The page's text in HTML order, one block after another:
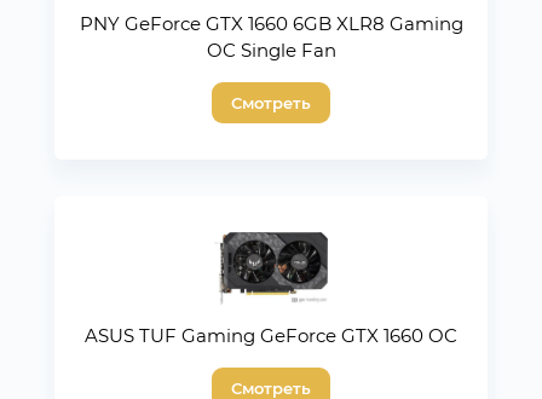
PNY GeForce GTX 1660 6GB XLR8 Gaming
OC Single Fan
Смотреть
ASUS TUF Gaming GeForce GTX 1660 OC
Смотреть